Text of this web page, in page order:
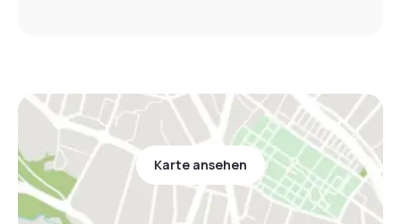
Karte ansehen